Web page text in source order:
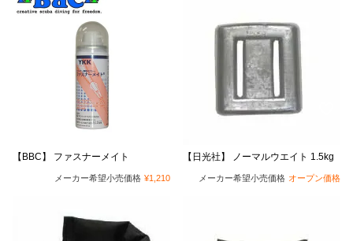
【BBC】 ファスナーメイト
メーカー希望小売価格 ¥1,210
【日光社】 ノーマルウエイト 1.5kg
メーカー希望小売価格 オープン価格